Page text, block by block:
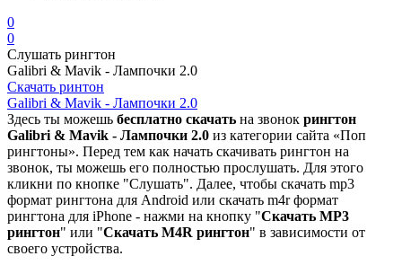
0
0
Слушать рингтон
Galibri & Mavik - Лампочки 2.0
Скачать ринтон
Galibri & Mavik - Лампочки 2.0
Здесь ты можешь бесплатно скачать на звонок рингтон
Galibri & Mavik - Лампочки 2.0 из категории сайта «Поп
рингтоны». Перед тем как начать скачивать рингтон на
звонок, ты можешь его полностью прослушать. Для этого
кликни по кнопке "Слушать". Далее, чтобы скачать mp3
формат рингтона для Android или скачать m4r формат
рингтона для iPhone - нажми на кнопку "Скачать MP3
рингтон" или "Скачать M4R рингтон" в зависимости от
своего устройства.